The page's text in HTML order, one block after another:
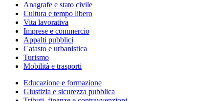
Anagrafe e stato civile
Cultura e tempo libero
Vita lavorativa
Imprese e commercio
Appalti pubblici
Catasto e urbanistica
Turismo
Mobilità e trasporti
Educazione e formazione
Giustizia e sicurezza pubblica